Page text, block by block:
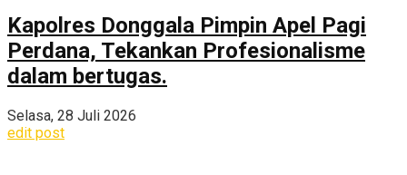
Kapolres Donggala Pimpin Apel Pagi
Perdana, Tekankan Profesionalisme
dalam bertugas.
Selasa, 28 Juli 2026
edit post